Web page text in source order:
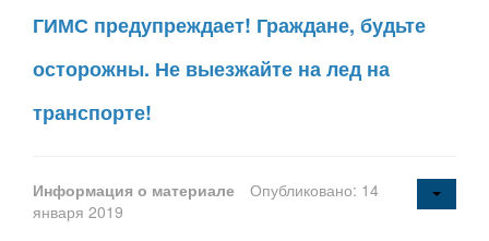
ГИМС предупреждает! Граждане, будьте
осторожны. Не выезжайте на лед на
транспорте!
Информация о материале
Опубликовано: 14
января 2019